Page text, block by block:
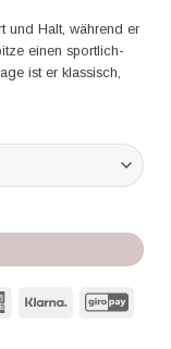
und Halt, während er
einen sportlich-
ist er klassisch,
American
Klarna